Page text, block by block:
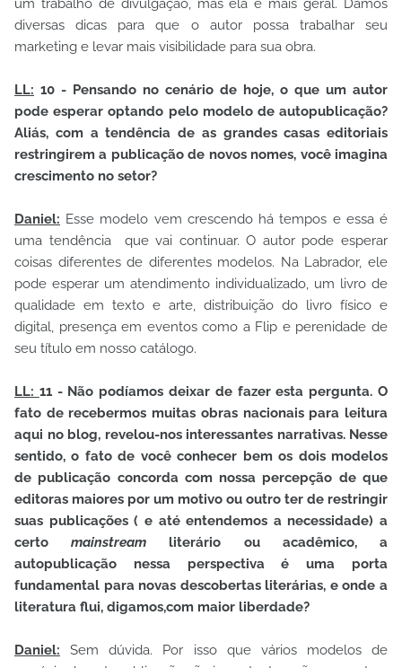
um trabalho de divulgação, mas ela é mais geral. Damos
diversas dicas para que o autor possa trabalhar seu
marketing e levar mais visibilidade para sua obra.
LL: 10 - Pensando no cenário de hoje, o que um autor
pode esperar optando pelo modelo de autopublicação?
Aliás, com a tendência de as grandes casas editoriais
restringirem a publicação de novos nomes, você imagina
crescimento no setor?
Daniel: Esse modelo vem crescendo há tempos e essa é
uma tendência que vai continuar. O autor pode esperar
coisas diferentes de diferentes modelos. Na Labrador, ele
pode esperar um atendimento individualizado, um livro de
qualidade em texto e arte, distribuição do livro físico e
digital, presença em eventos como a Flip e perenidade de
seu título em nosso catálogo.
LL: 11 - Não podíamos deixar de fazer esta pergunta. O
fato de recebermos muitas obras nacionais para leitura
aqui no blog, revelou-nos interessantes narrativas. Nesse
sentido, o fato de você conhecer bem os dois modelos
de publicação concorda com nossa percepção de que
editoras maiores por um motivo ou outro ter de restringir
suas publicações ( e até entendemos a necessidade) a
certomainstream literário ou acadêmico, a
autopublicação nessa perspectiva é uma porta
fundamental para novas descobertas literárias, e onde a
literatura flui, digamos,com maior liberdade?
Daniel: Sem dúvida. Por isso que vários modelos de